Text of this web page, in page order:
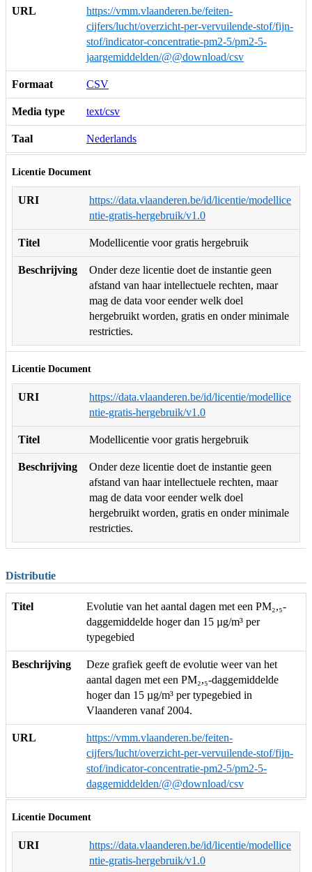
URL
https://vmm.vlaanderen.be/feiten-
cijfers/lucht/overzicht-per-vervuilende-stof/fijn-
stof/indicator-concentratie-pm2-5/pm2-5-
jaargemiddelden/@@download/csv
Formaat CSV
Media type text/csv
Taal Nederlands
Licentie Document
URI
https://data.vlaanderen.be/id/licentie/modellice
ntie-gratis-hergebruik/v1.0
Titel Modellicentie voor gratis hergebruik
Beschrijving
Onder deze licentie doet de instantie geen
afstand van haar intellectuele rechten, maar
mag de data voor eender welk doel
hergebruikt worden, gratis en onder minimale
restricties.
Licentie Document
URI
https://data.vlaanderen.be/id/licentie/modellice
ntie-gratis-hergebruik/v1.0
Titel Modellicentie voor gratis hergebruik
Beschrijving
Onder deze licentie doet de instantie geen
afstand van haar intellectuele rechten, maar
mag de data voor eender welk doel
hergebruikt worden, gratis en onder minimale
restricties.
Distributie
Titel
Evolutie van het aantal dagen met een PM₂,₅-
daggemiddelde hoger dan 15 µg/m³ per
typegebied
Beschrijving
Deze grafiek geeft de evolutie weer van het
aantal dagen met een PM₂,₅-daggemiddelde
hoger dan 15 µg/m³ per typegebied in
Vlaanderen vanaf 2004.
URL
https://vmm.vlaanderen.be/feiten-
cijfers/lucht/overzicht-per-vervuilende-stof/fijn-
stof/indicator-concentratie-pm2-5/pm2-5-
daggemiddelden/@@download/csv
Licentie Document
URI
https://data.vlaanderen.be/id/licentie/modellice
ntie-gratis-hergebruik/v1.0